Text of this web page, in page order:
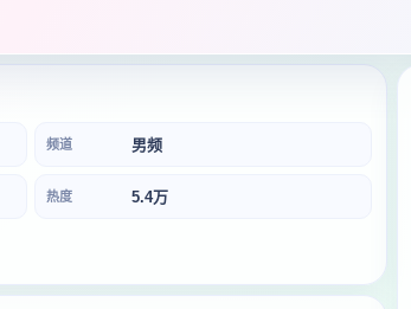
频道 男频
热度 5.4万